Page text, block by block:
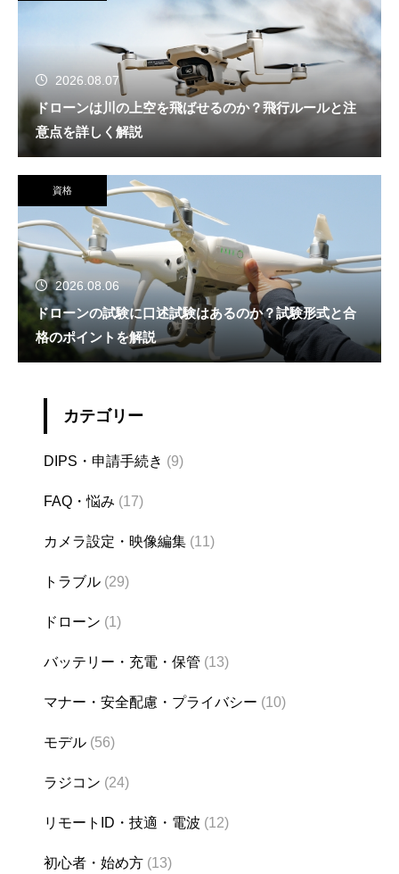
2026.08.07
ドローンは川の上空を飛ばせるのか？飛行ルールと注
意点を詳しく解説
資格
2026.08.06
ドローンの試験に口述試験はあるのか？試験形式と合
格のポイントを解説
カテゴリー
DIPS・申請手続き (9)
FAQ・悩み (17)
カメラ設定・映像編集 (11)
トラブル (29)
ドローン (1)
バッテリー・充電・保管 (13)
マナー・安全配慮・プライバシー (10)
モデル (56)
ラジコン (24)
リモートID・技適・電波 (12)
初心者・始め方 (13)